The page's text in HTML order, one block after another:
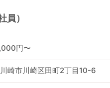
員）
円〜
崎市川崎区田町2丁目10-6